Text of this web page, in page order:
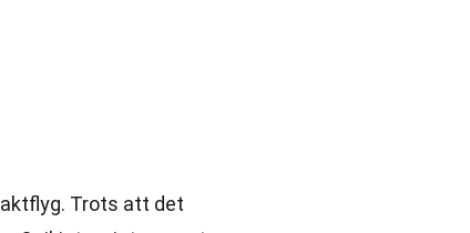
Trots att det